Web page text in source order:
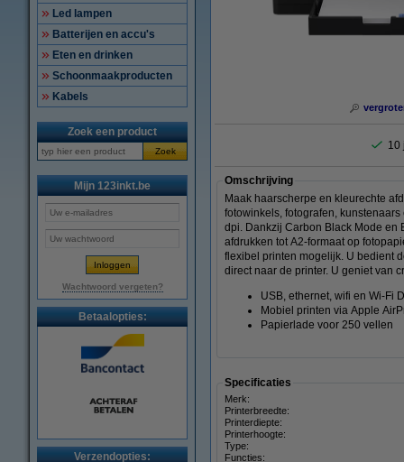
Led lampen
Batterijen en accu's
Eten en drinken
Schoonmaakproducten
Kabels
Zoek een product
Zoek
Mijn 123inkt.be
Wachtwoord vergeten?
Betaalopties:
Verzendopties:
10
Omschrijving
Maak haarscherpe en kleurechte
fotowinkels, fotografen,
dpi. Dankzij Carbon Black Mode en
afdrukken tot A2-formaat op
flexibel printen mogelijk. U bedient
direct naar de printer. U geniet van
USB, ethernet, wifi en Wi-Fi
Mobiel printen via Apple
Papierlade voor 250 vellen
Specificaties
Merk:
Printerbreedte:
Printerdiepte:
Printerhoogte:
Type:
Functies: